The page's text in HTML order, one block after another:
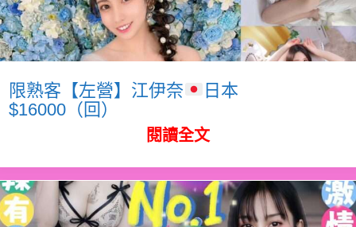
限熟客【左營】江伊奈
日本
$16000（回）
閱讀全文